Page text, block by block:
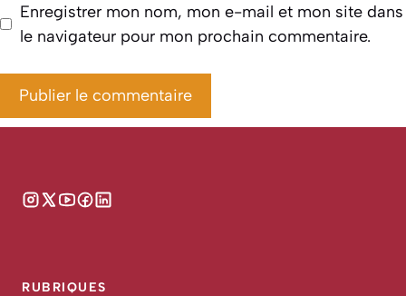
Enregistrer mon nom, mon e-mail et mon site dans
le navigateur pour mon prochain commentaire.
RUBRIQUES